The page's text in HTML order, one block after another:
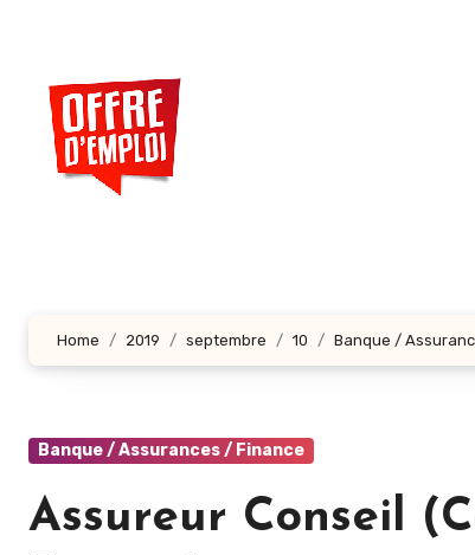
contenu
principal
Home 2019 septembre 10 Banque /
Banque / Assurances / Finance
Assureur Conseil